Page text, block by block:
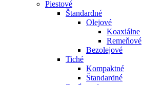
Piestové
Štandardné
Olejové
Koaxiálne
Remeňové
Bezolejové
Tiché
Kompaktné
Štandardné